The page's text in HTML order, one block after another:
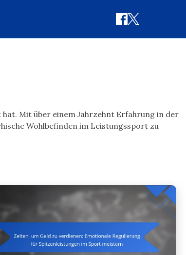
Mit über einem Jahrzehnt Erfahrung in der
Wohlbefinden im Leistungssport zu